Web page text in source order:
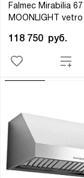
Falmec Mirabilia 67
MOONLIGHT vetro
118 750 руб.